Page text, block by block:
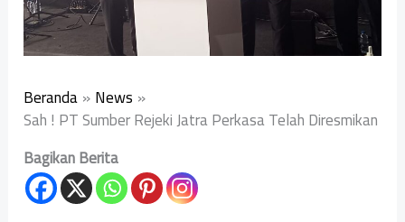
Beranda News
Sah ! PT Sumber Rejeki Jatra Perkasa Telah Diresmikan
Bagikan Berita